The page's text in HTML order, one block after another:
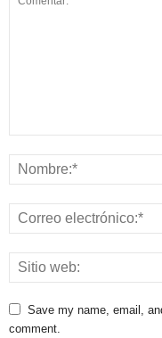
Save my name, email,
comment.